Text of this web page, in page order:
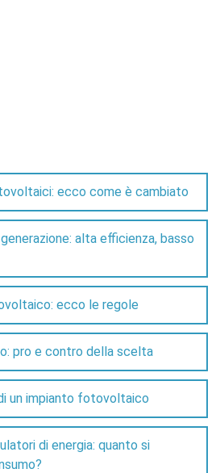
ecco come è cambiato
alta efficienza, basso
ecco le regole
pro e contro della scelta
un impianto fotovoltaico
di energia: quanto si